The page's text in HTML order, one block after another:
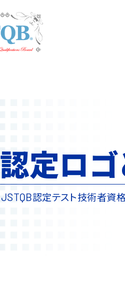
認定ロゴ
JSTQB認定テスト技術者資